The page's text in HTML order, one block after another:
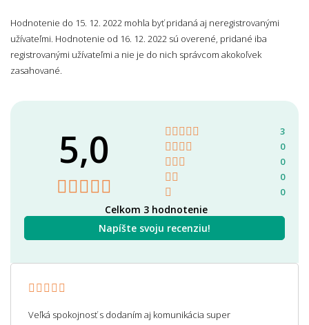
Hodnotenie do 15. 12. 2022 mohla byť pridaná aj neregistrovanými
užívateľmi. Hodnotenie od 16. 12. 2022 sú overené, pridané iba
registrovanými užívateľmi a nie je do nich správcom akokoľvek
zasahované.
5,0
Celkom 3 hodnotenie
Napíšte svoju recenziu!
3
0
0
0
0
Veľká spokojnosť s dodaním aj komunikácia super